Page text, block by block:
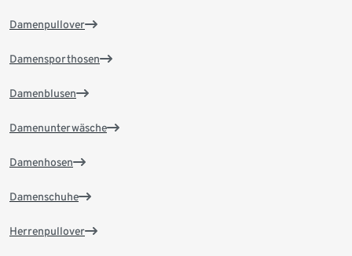
Damenpullover
Damensporthosen
Damenblusen
Damenunterwäsche
Damenhosen
Damenschuhe
Herrenpullover